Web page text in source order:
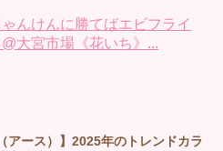
ゃんけんに勝てばエビフライ
大宮市場《花いち》...
アース）】2025年のトレンドカラ